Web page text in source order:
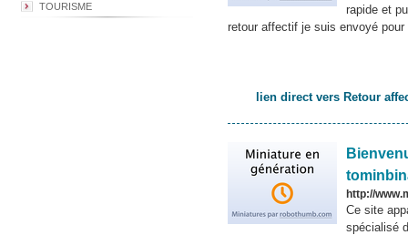
TOURISME
rapide et
retour affectif je suis envoyé
lien direct vers Retour
http://
Ce site
spécialisé